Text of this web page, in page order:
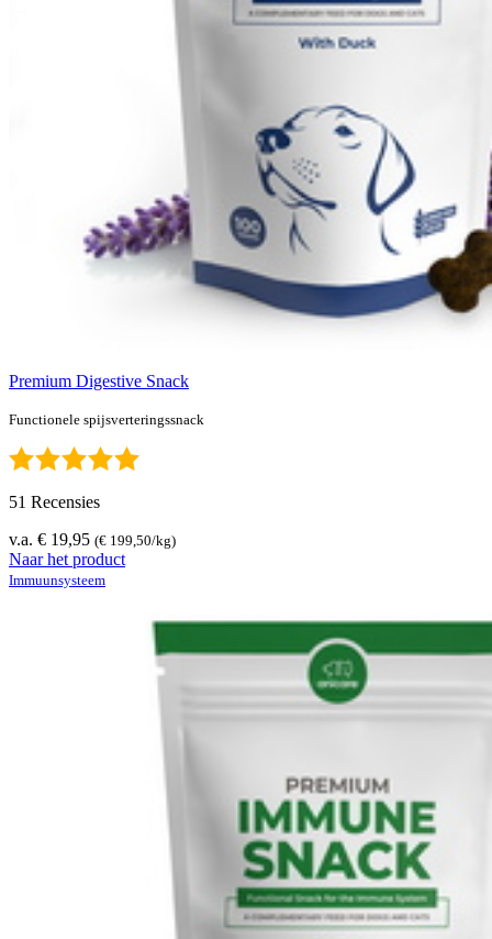
Premium Digestive Snack
Functionele spijsverteringssnack
51 Recensies
v.a. € 19,95 (€ 199,50/kg)
Naar het product
Immuunsysteem